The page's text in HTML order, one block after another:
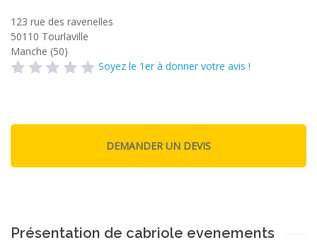
123 rue des ravenelles
50110 Tourlaville
Manche (50)
Soyez le 1er à donner votre avis !
Présentation de cabriole evenements